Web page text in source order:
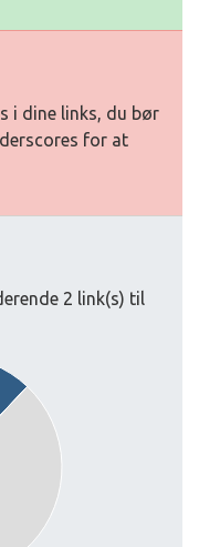
i dine links, du bør
for at
2 link(s) til